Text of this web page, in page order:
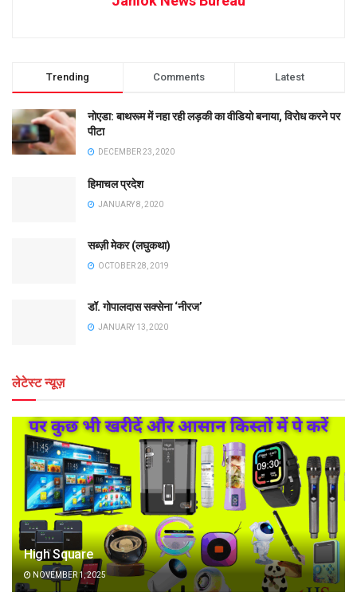
Trending Comments Latest
नोएडा: बाथरूम में नहा रही लड़की का वीडियो बनाया, विरोध करने पर
पीटा
DECEMBER 23, 2020
हिमाचल प्रदेश
JANUARY 8, 2020
सब्ज़ी मेकर (लघुकथा)
OCTOBER 28, 2019
डॉ. गोपालदास सक्सेना ‘नीरज’
JANUARY 13, 2020
लेटेस्ट न्यूज़
High Square
NOVEMBER 1, 2025